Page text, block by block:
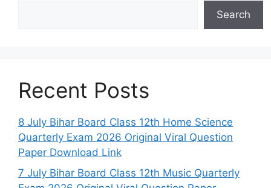
Search
Recent Posts
8 July Bihar Board Class 12th Home Science
Quarterly Exam 2026 Original Viral Question
Paper Download Link
7 July Bihar Board Class 12th Music Quarterly